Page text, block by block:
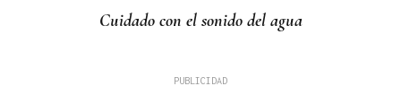
Cuidado con el sonido del agua